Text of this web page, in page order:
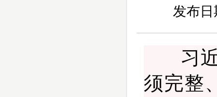
发布
习
须完整